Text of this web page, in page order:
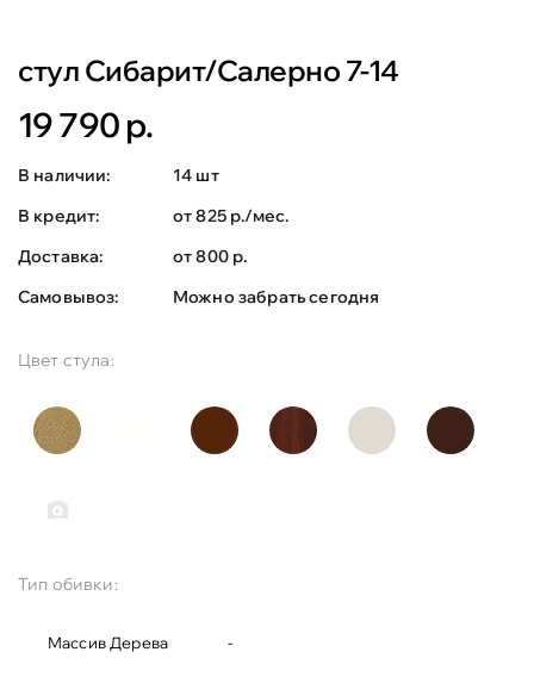
стул Сибарит/Салерно 7-14
19 790 р.
В наличии:
14 шт
В кредит:
от 825 р./мес.
Доставка:
от 800 р.
Самовывоз:
Можно забрать сегодня
Цвет стула:
Тип обивки:
Массив Дерева -